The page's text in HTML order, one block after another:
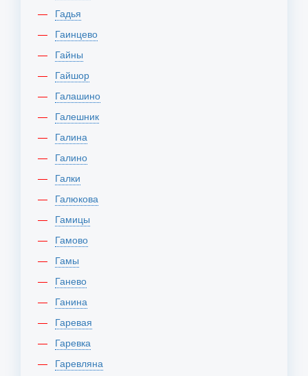
Гадья
Гаинцево
Гайны
Гайшор
Галашино
Галешник
Галина
Галино
Галки
Галюкова
Гамицы
Гамово
Гамы
Ганево
Ганина
Гаревая
Гаревка
Гаревляна